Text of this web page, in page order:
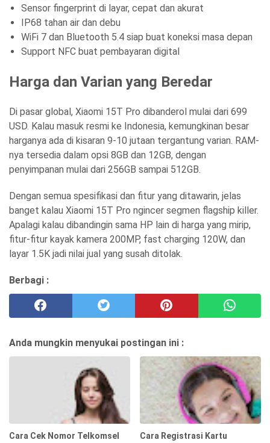
Sensor fingerprint di layar, cepat dan akurat
IP68 tahan air dan debu
WiFi 7 dan Bluetooth 5.4 siap buat koneksi masa depan
Support NFC buat pembayaran digital
Harga dan Varian yang Beredar
Di pasar global, Xiaomi 15T Pro dibanderol mulai dari 699
USD. Kalau masuk resmi ke Indonesia, kemungkinan besar
harganya ada di kisaran 9-10 jutaan tergantung varian. RAM-
nya tersedia dalam opsi 8GB dan 12GB, dengan
penyimpanan mulai dari 256GB sampai 512GB.
Dengan semua spesifikasi dan fitur yang ditawarin, jelas
banget kalau Xiaomi 15T Pro ngincer segmen flagship killer.
Apalagi kalau dibandingin sama HP lain di harga yang mirip,
fitur-fitur kayak kamera 200MP, fast charging 120W, dan
layar 1.5K jadi nilai jual yang susah ditolak.
Berbagi :
Anda mungkin menyukai postingan ini :
Cara Cek Nomor Telkomsel
Cara Registrasi Kartu